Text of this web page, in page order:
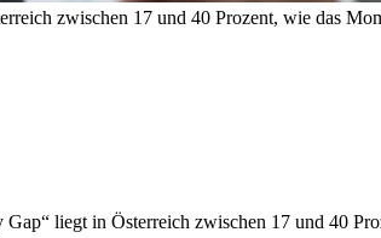
zwischen 17 und 40 Prozent, wie das
liegt in Österreich zwischen 17 und 40